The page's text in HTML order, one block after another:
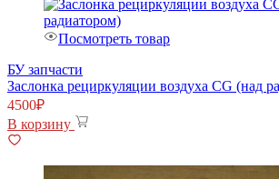
Посмотреть товар
БУ запчасти
Заслонка рециркуляции воздуха CG (над
4500₽
В корзину